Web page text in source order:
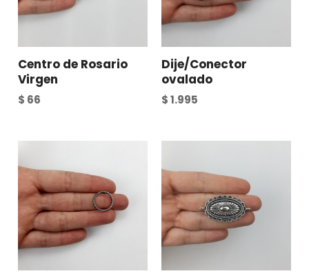
Centro de Rosario
Virgen
$ 66
Dije/Conector
ovalado
$1.995